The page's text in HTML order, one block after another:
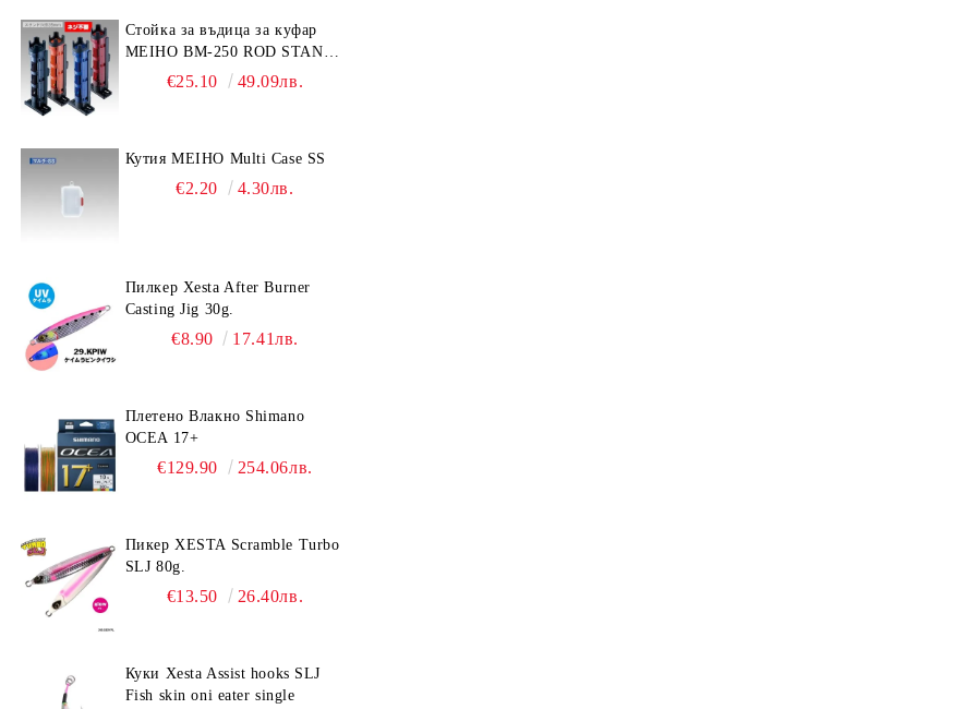
Стойка за въдица за куфар
MEIHO BM-250 ROD STAND
-Light Blue/Black color
€25.10 49.09лв.
Кутия MEIHO Multi Case SS
€2.20 4.30лв.
Пилкер Xesta After Burner
Casting Jig 30g.
€8.90 17.41лв.
Плетено Влакно Shimano
OCEA 17+
€129.90 254.06лв.
Пикер XESTA Scramble Turbo
SLJ 80g.
€13.50 26.40лв.
Куки Xesta Assist hooks SLJ
Fish skin oni eater single